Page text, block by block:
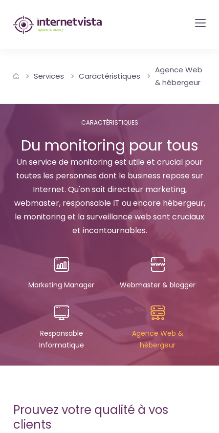
internetvista
monitoring
de
web
de
services
internet-
Uptime
money
Services Caractéristiques
Agence Web
& hébergeur
CARACTÉRISTIQUES
Du monitoring pour tous
Un service de monitoring est utile et crucial pour
toutes les personnes dont le business repose sur
Internet. Qu'on soit directeur marketing,
webmaster, responsable IT ou encore hébergeur,
le monitoring et la surveillance web sont cruciaux
et incontournables.
Marketing Manager Webmaster & blogger
Responsable
Informatique
Agence Web &
hébergeur
Prouvez votre qualité à vos
clients